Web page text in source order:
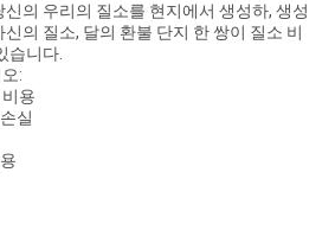
신의 우리의 질소를 현지에서 생성하, 생성
의 질소, 달의 환불 단지 한 쌍이 질소 비
습니다.
:
용
실